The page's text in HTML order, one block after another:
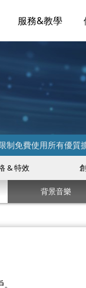
服務&教學
制免費使用所有優質
& 特效
背景音樂